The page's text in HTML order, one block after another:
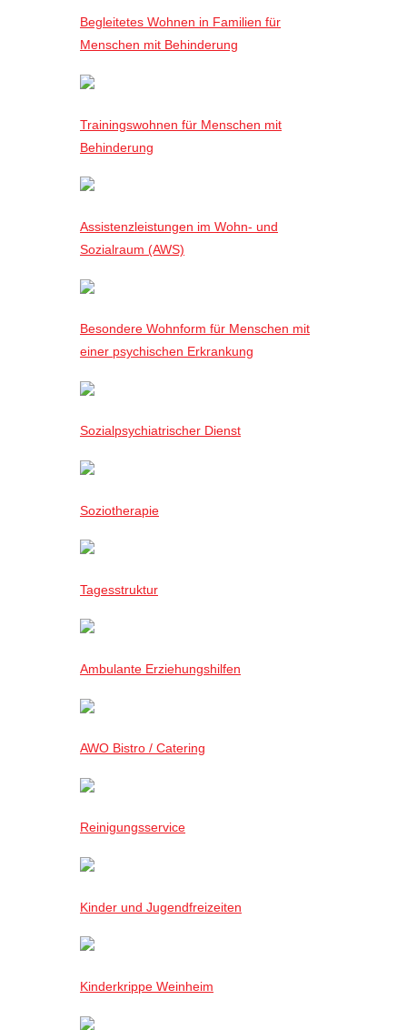
Begleitetes Wohnen in Familien für
Menschen mit Behinderung
Trainingswohnen für Menschen mit
Behinderung
Assistenzleistungen im Wohn- und
Sozialraum (AWS)
Besondere Wohnform für Menschen mit
einer psychischen Erkrankung
Sozialpsychiatrischer Dienst
Soziotherapie
Tagesstruktur
Ambulante Erziehungshilfen
AWO Bistro / Catering
Reinigungsservice
Kinder und Jugendfreizeiten
Kinderkrippe Weinheim